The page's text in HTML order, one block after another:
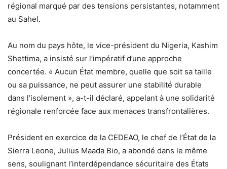
régional marqué par des tensions persistantes, notamment
au Sahel.
Au nom du pays hôte, le vice-président du Nigeria, Kashim
Shettima, a insisté sur l’impératif d’une approche
concertée. « Aucun État membre, quelle que soit sa taille
ou sa puissance, ne peut assurer une stabilité durable
dans l’isolement », a-t-il déclaré, appelant à une solidarité
régionale renforcée face aux menaces transfrontalières.
Président en exercice de la CEDEAO, le chef de l’État de la
Sierra Leone, Julius Maada Bio, a abondé dans le même
sens, soulignant l’interdépendance sécuritaire des États